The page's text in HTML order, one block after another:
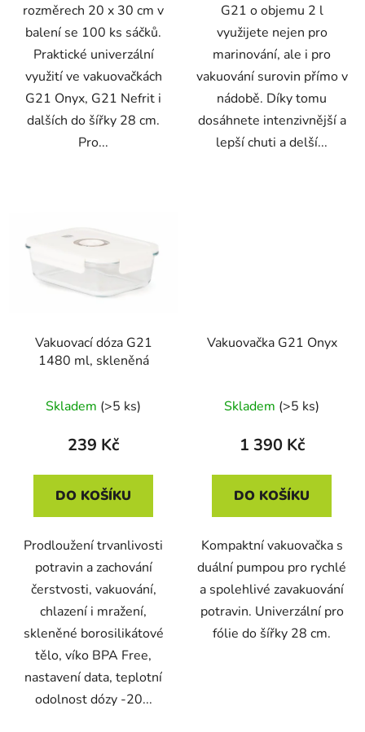
rozměrech 20 x 30 cm v
balení se 100 ks sáčků.
Praktické univerzální
využití ve vakuovačkách
G21 Onyx, G21 Nefrit i
dalších do šířky 28 cm.
Pro...
G21 o objemu 2 l
využijete nejen pro
marinování, ale i pro
vakuování surovin přímo v
nádobě. Díky tomu
dosáhnete intenzivnější a
lepší chuti a delší...
Vakuovací dóza G21
1480 ml, skleněná
Skladem (>5 ks)
239 Kč
DO KOŠÍKU
Prodloužení trvanlivosti
potravin a zachování
čerstvosti, vakuování,
chlazení i mražení,
skleněné borosilikátové
tělo, víko BPA Free,
nastavení data, teplotní
odolnost dózy -20...
Vakuovačka G21 Onyx
Skladem (>5 ks)
1 390 Kč
DO KOŠÍKU
Kompaktní vakuovačka s
duální pumpou pro rychlé
a spolehlivé zavakuování
potravin. Univerzální pro
fólie do šířky 28 cm.